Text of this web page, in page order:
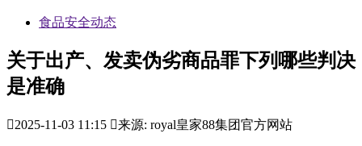
食品安全动态
关于出产、发卖伪劣商品罪下列哪些判决
是准确
2025-11-03 11:15 来源: royal皇家88集团官方网站